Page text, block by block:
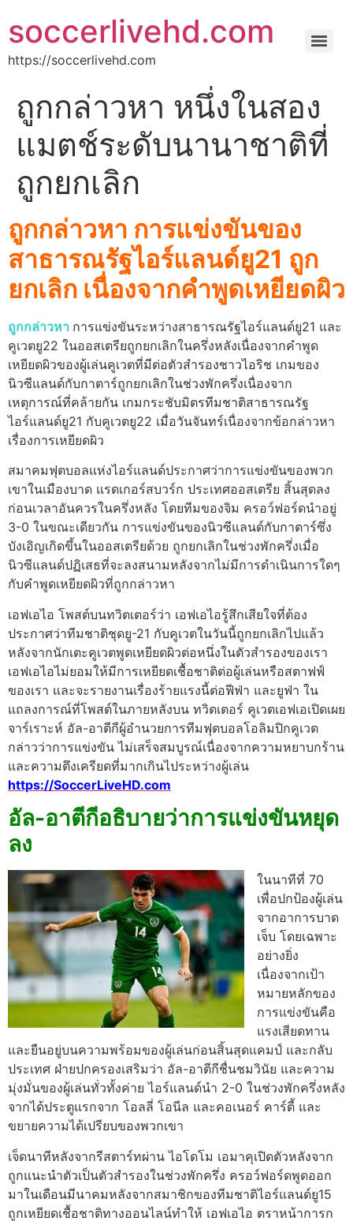
soccerlivehd.com
https://soccerlivehd.com
ถูกกล่าวหา หนึ่งในสอง
แมตช์ระดับนานาชาติที่
ถูกยกเลิก
ถูกกล่าวหา การแข่งขันของ
สาธารณรัฐไอร์แลนด์ยู21 ถูก
ยกเลิก เนื่องจากคำพูดเหยียดผิว
ถูกกล่าวหา การแข่งขันระหว่างสาธารณรัฐไอร์แลนด์ยู21 และ
คูเวตยู22 ในออสเตรียถูกยกเลิกในครึ่งหลังเนื่องจากคำพูด
เหยียดผิวของผู้เล่นคูเวตที่มีต่อตัวสำรองชาวไอริช เกมของ
นิวซีแลนด์กับกาตาร์ถูกยกเลิกในช่วงพักครึ่งเนื่องจาก
เหตุการณ์ที่คล้ายกัน เกมกระชับมิตรทีมชาติสาธารณรัฐ
ไอร์แลนด์ยู21 กับคูเวตยู22 เมื่อวันจันทร์เนื่องจากข้อกล่าวหา
เรื่องการเหยียดผิว
สมาคมฟุตบอลแห่งไอร์แลนด์ประกาศว่าการแข่งขันของพวก
เขาในเมืองบาด แรดเกอร์สบวร์ก ประเทศออสเตรีย สิ้นสุดลง
ก่อนเวลาอันควรในครึ่งหลัง โดยทีมของจิม ครอว์ฟอร์ดนำอยู่
3-0 ในขณะเดียวกัน การแข่งขันของนิวซีแลนด์กับกาตาร์ซึ่ง
บังเอิญเกิดขึ้นในออสเตรียด้วย ถูกยกเลิกในช่วงพักครึ่งเมื่อ
นิวซีแลนด์ปฏิเสธที่จะลงสนามหลังจากไม่มีการดำเนินการใดๆ
กับคำพูดเหยียดผิวที่ถูกกล่าวหา
เอฟเอไอ โพสต์บนทวิตเตอร์ว่า เอฟเอไอรู้สึกเสียใจที่ต้อง
ประกาศว่าทีมชาติชุดยู-21 กับคูเวตในวันนี้ถูกยกเลิกไปแล้ว
หลังจากนักเตะคูเวตพูดเหยียดผิวต่อหนึ่งในตัวสํารองของเรา
เอฟเอไอไม่ยอมให้มีการเหยียดเชื้อชาติต่อผู้เล่นหรือสตาฟฟ์
ของเรา และจะรายงานเรื่องร้ายแรงนี้ต่อฟีฟ่า และยูฟ่า ใน
แถลงการณ์ที่โพสต์ในภายหลังบน ทวิตเตอร์ คูเวตเอฟเอเปิดเผย
จาร์เราะห์ อัล-อาตีกีผู้อํานวยการทีมฟุตบอลโอลิมปิกคูเวต
กล่าวว่าการแข่งขัน ไม่เสร็จสมบูรณ์เนื่องจากความหยาบกร้าน
และความตึงเครียดที่มากเกินไประหว่างผู้เล่น
https://SoccerLiveHD.com
อัล-อาตีกีอธิบายว่าการแข่งขันหยุด
ลง
ในนาทีที่ 70
เพื่อปกป้องผู้เล่น
จากอาการบาด
เจ็บ โดยเฉพาะ
อย่างยิ่ง
เนื่องจากเป้า
หมายหลักของ
การแข่งขันคือ
แรงเสียดทาน
และยืนอยู่บนความพร้อมของผู้เล่นก่อนสิ้นสุดแคมป์ และกลับ
ประเทศ ฝ่ายปกครองเสริมว่า อัล-อาตีกีชื่นชมวินัย และความ
มุ่งมั่นของผู้เล่นทั่วทั้งค่ายไอร์แลนด์นํา 2-0 ในช่วงพักครึ่งหลัง
จากได้ประตูแรกจาก โอลลี่ โอนีล และคอเนอร์ คาร์ตี้ และ
ขยายความได้เปรียบของพวกเขา
เจ็ดนาทีหลังจากรีสตาร์ทผ่าน ไอโดโม เอมาคุเปิดตัวหลังจาก
ถูกแนะนําตัวเป็นตัวสํารองในช่วงพักครึ่ง ครอว์ฟอร์ดพูดออก
มาในเดือนมีนาคมหลังจากสมาชิกของทีมชาติไอร์แลนด์ยู15
ถูกเหยียดเชื้อชาติทางออนไลน์ทําให้ เอฟเอไอ ตราหน้าการก